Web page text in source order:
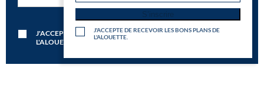
J'ACCEPTE DE RECEVOIR LES BONS PLANS DE
L'ALOUETTE.
S’inscrire
J'ACCEPTE DE RECEVOIR LES BONS PLANS DE
L'ALOUETTE.